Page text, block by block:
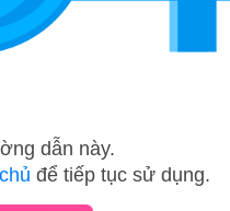
dẫn này.
để tiếp tục sử dụng.